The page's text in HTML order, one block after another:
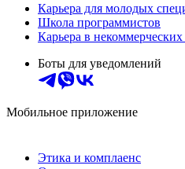
Карьера для молодых
Школа программистов
Карьера в
Боты для уведомлений
Мобильное приложение
Этика и комплаенс